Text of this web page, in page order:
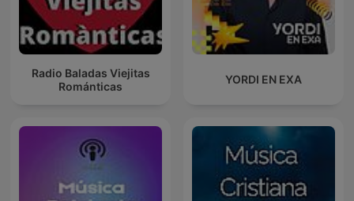
Radio Baladas Viejitas
Románticas
YORDI EN EXA